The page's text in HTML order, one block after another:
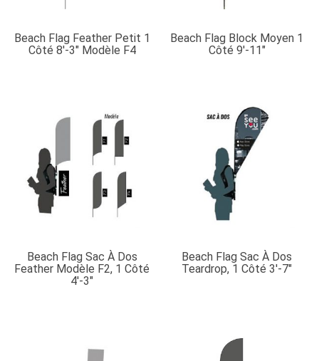
Beach Flag Feather Petit 1
Côté 8′-3″ Modèle F4
Beach Flag Block Moyen 1
Côté 9′-11″
Beach Flag Sac À Dos
Feather Modèle F2, 1 Côté
4′-3″
Beach Flag Sac À Dos
Teardrop, 1 Côté 3′-7″